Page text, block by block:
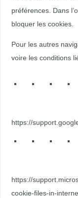
préférences. Dans
bloquer les cookies.
Pour les autres
voire les conditions
https://
https://
cookie-files-in-